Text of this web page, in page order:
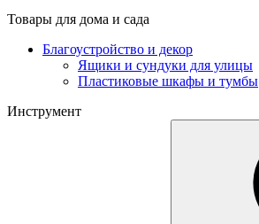
Товары для дома и сада
Благоустройство и декор
Ящики и сундуки для улицы
Пластиковые шкафы и тумбы
Инструмент